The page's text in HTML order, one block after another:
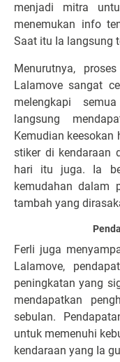
menjadi mitra
menemukan info
Saat itu Ia langsung
Menurutnya,
Lalamove sangat
melengkapi
langsung
Kemudian keesokan
stiker di kendaraan
hari itu juga. Ia
kemudahan dalam
tambah yang
Ferli juga
Lalamove,
peningkatan yang
mendapatkan
sebulan.
untuk memenuhi
kendaraan yang Ia